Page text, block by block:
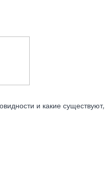
и какие существуют,